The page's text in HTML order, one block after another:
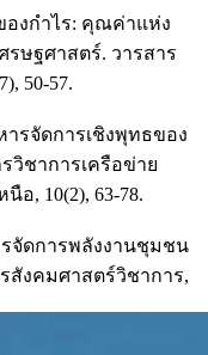
องกำไร: คุณค่าแห่ง
ษฐศาสตร์. วารสาร
50-57.
รจัดการเชิงพุทธของ
วิชาการเครือข่าย
, 10(2), 63-78.
รจัดการพลังงานชุมชน
สังคมศาสตร์วิชาการ,